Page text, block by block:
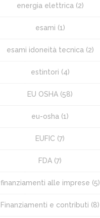
energia elettrica (2)
esami (1)
esami idoneità tecnica (2)
estintori (4)
EU OSHA (58)
eu-osha (1)
EUFIC (7)
FDA (7)
finanziamenti alle imprese (5)
Finanziamenti e contributi (8)